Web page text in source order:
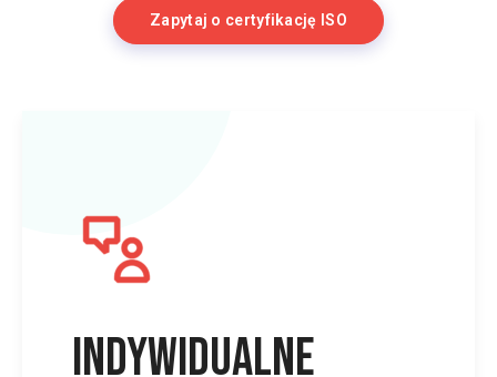
Zapytaj o certyfikację ISO
Indywidualne